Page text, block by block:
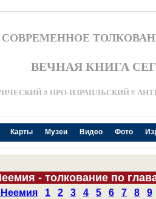
СОВРЕМЕННОЕ
ВЕЧНАЯ КНИГА
# ПРО-ИЗРАИЛЬСКИЙ #
Карты Музеи Видео Фото
- толкование по
1 2 3 4 5 6 7 8 9